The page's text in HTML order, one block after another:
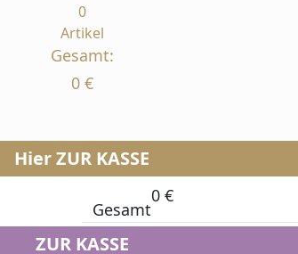
0
Artikel
Gesamt:
0 €
Hier ZUR KASSE
Gesamt
0 €
ZUR KASSE